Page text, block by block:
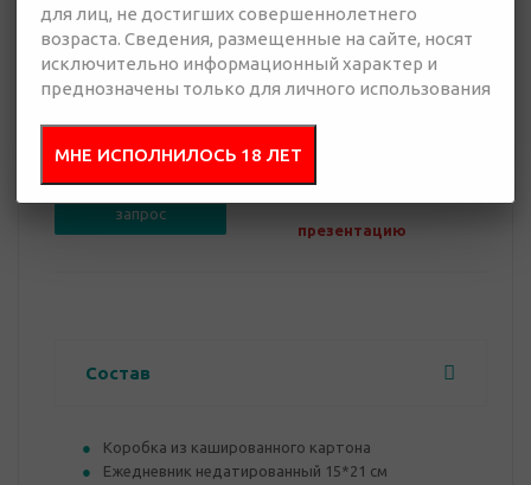
Нет в наличии
запрос
презентацию
Состав
Коробка из кашированного картона
Ежедневник недатированный 15*21 см
для лиц, не достигших совершеннолетнего
возраста. Сведения, размещенные на сайте, носят
исключительно информационный характер и
преднозначены только для личного использования
МНЕ ИСПОЛНИЛОСЬ 18 ЛЕТ